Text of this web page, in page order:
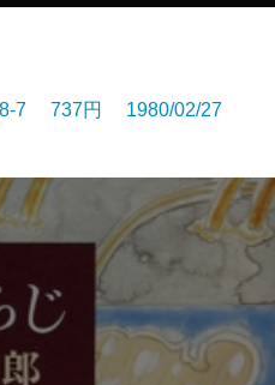
7 737円 1980/02/27